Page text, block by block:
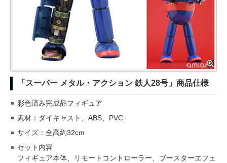
「スーパー メタル・アクション 鉄人28号」商品仕様
彩色済み完成品フィギュア
素材：ダイキャスト、ABS、PVC
サイズ：全高約32cm
セット内容
フィギュア本体、リモートコントローラー、ブースターエフェ